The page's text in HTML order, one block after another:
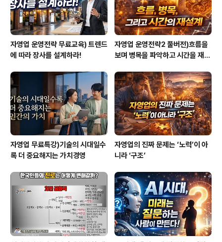
자영업 운영전략 무료교육) 트렌드
에 따라 장사를 설계하라!
자영업 운영전략2 풀버전)흐름을
보며 병목을 파악하고 시간을 재설
자영업 무료특강)기술의 시대일수
록 더 중요해지는 가치경영
자영업의 진짜 문제는 ‘노력’이 아
니라 ‘구조’